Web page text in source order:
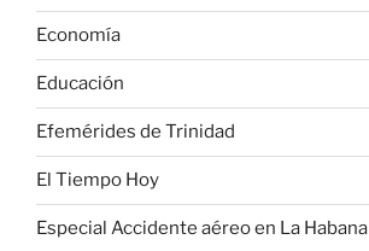
Economía
Educación
Efemérides de Trinidad
El Tiempo Hoy
Especial Accidente aéreo en La Habana